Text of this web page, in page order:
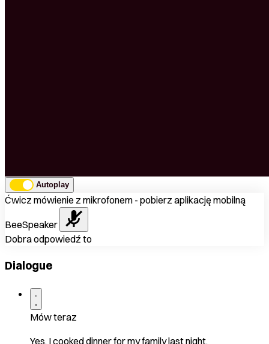
Autoplay
Ćwicz mówienie z mikrofonem - pobierz aplikację mobilną
BeeSpeaker
Dobra odpowiedź to
Dialogue
Mów teraz
Yes. I cooked dinner for my family last night.